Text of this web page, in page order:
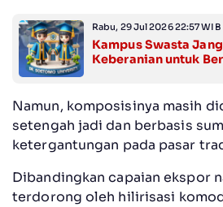
Rabu, 29 Jul 2026 22:57 WIB
Kampus Swasta
Keberanian untuk
Namun, komposisinya masih
setengah jadi dan berbasis
ketergantungan pada pasar
Dibandingkan capaian ekspor
terdorong oleh hilirisasi